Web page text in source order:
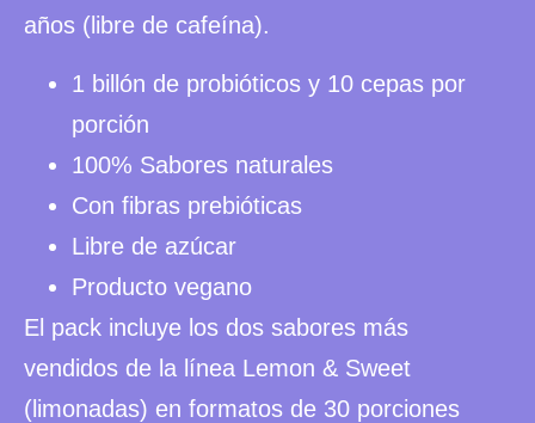
años (libre de cafeína).
1 billón de probióticos y 10 cepas por
porción
100% Sabores naturales
Con fibras prebióticas
Libre de azúcar
Producto vegano
El pack incluye los dos sabores más
vendidos de la línea Lemon & Sweet
(limonadas) en formatos de 30 porciones